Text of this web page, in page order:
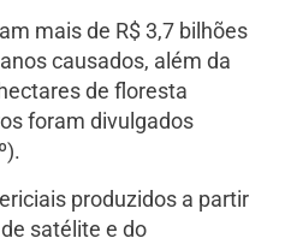
mais de R$ 3,7 bilhões
causados, além da
de floresta
foram divulgados
produzidos a partir
satélite e do